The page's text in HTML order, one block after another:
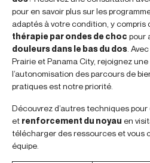
pour en savoir plus sur les
adaptés à votre condition, y compris
thérapie par ondes de choc pour
douleurs dans le bas du dos .
Prairie et Panama City, rejoignez
l’autonomisation des parcours de
pratiques est notre priorité.
Découvrez d’autres techniques pour
et renforcement du noyau en
télécharger des ressources et vous
équipe.